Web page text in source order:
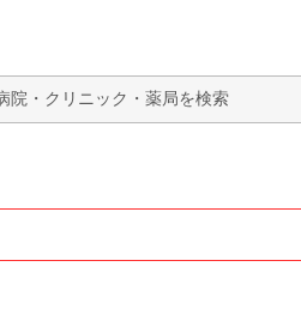
検索